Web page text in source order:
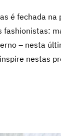
é fechada
fashionistas:
– nesta
nestas